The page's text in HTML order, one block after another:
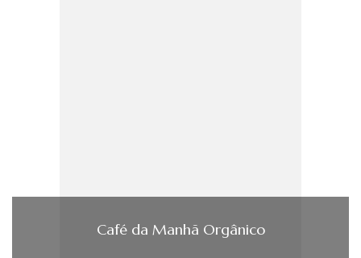
Café da Manhã Orgânico